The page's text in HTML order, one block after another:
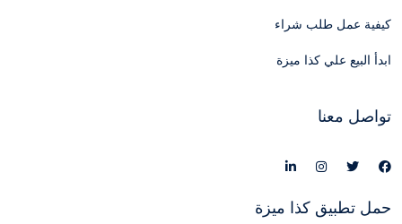
كيفية عمل طلب شراء
ابدأ البيع علي كذا ميزة
تواصل معنا
حمل تطبيق كذا ميزة